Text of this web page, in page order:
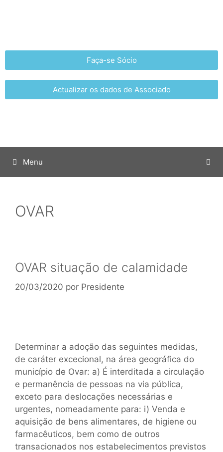
Faça-se Sócio
Actualizar os dados de Associado
Menu
OVAR
OVAR situação de calamidade
20/03/2020 por Presidente
Determinar a adoção das seguintes medidas,
de caráter excecional, na área geográfica do
município de Ovar: a) É interditada a circulação
e permanência de pessoas na via pública,
exceto para deslocações necessárias e
urgentes, nomeadamente para: i) Venda e
aquisição de bens alimentares, de higiene ou
farmacêuticos, bem como de outros
transacionados nos estabelecimentos previstos